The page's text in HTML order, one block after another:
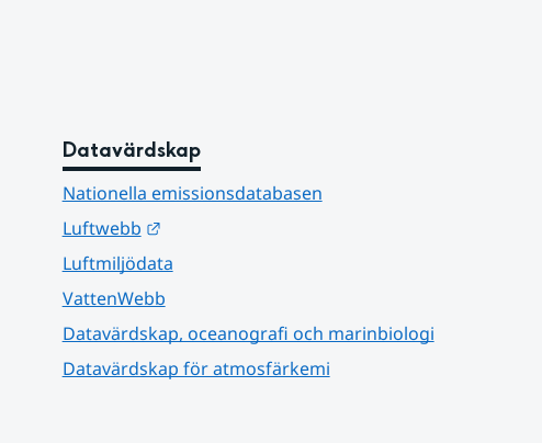
Datavärdskap
Nationella emissionsdatabasen
Luftwebb
Länk till annan webbplats.
Luftmiljödata
VattenWebb
Datavärdskap, oceanografi och marinbiologi
Datavärdskap för atmosfärkemi